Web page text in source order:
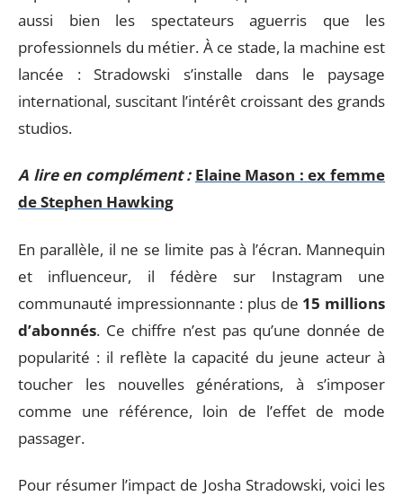
aussi bien les spectateurs aguerris que les
professionnels du métier. À ce stade, la machine est
lancée : Stradowski s’installe dans le paysage
international, suscitant l’intérêt croissant des grands
studios.
A lire en complément : Elaine Mason : ex femme
de Stephen Hawking
En parallèle, il ne se limite pas à l’écran. Mannequin
et influenceur, il fédère sur Instagram une
communauté impressionnante : plus de 15 millions
d’abonnés. Ce chiffre n’est pas qu’une donnée de
popularité : il reflète la capacité du jeune acteur à
toucher les nouvelles générations, à s’imposer
comme une référence, loin de l’effet de mode
passager.
Pour résumer l’impact de Josha Stradowski, voici les